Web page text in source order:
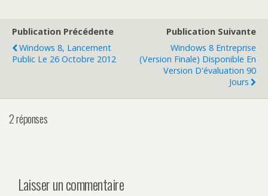
Publication Précédente
Windows 8, Lancement
Public Le 26 Octobre 2012
Publication Suivante
Windows 8 Entreprise
(version Finale) Disponible En
Version D'évaluation 90
Jours
2 réponses
Laisser un commentaire